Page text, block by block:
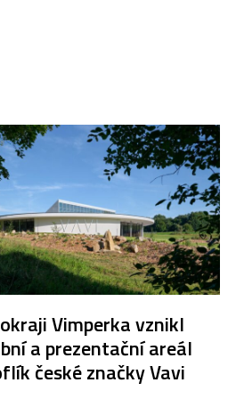
Vimperka vznikl
a prezentační areál
české značky Vavi